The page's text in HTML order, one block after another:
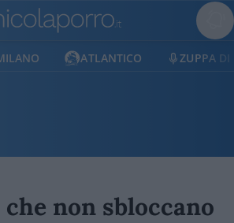
ATLANTICO ZUPPA DI
non sbloccano